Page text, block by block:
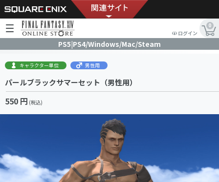
ログイン
0
PS5|PS4/Windows/Mac/Steam
キャラクター単位 男性用
パールブラックサマーセット（男性用）
550 円 (税込)